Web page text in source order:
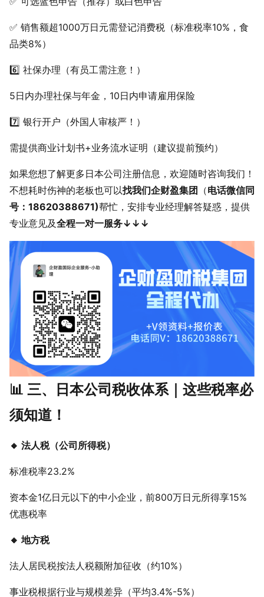
✅ 销售额超1000万日元需登记消费税（标准税率10%，食
品类8%）
6️⃣ 社保办理（有员工需注意！）
5日内办理社保与年金，10日内申请雇用保险
7️⃣ 银行开户（外国人审核严！）
需提供商业计划书+业务流水证明（建议提前预约）
如果您想了解更多日本公司注册信息，欢迎随时咨询我们！
不想耗时伤神的老板也可以找我们企财盈集团 （电话微信同
号：18620388671)帮忙，安排专业经理解答疑惑，提供
专业意见及全程一对一服务↓↓↓
📊 三、日本公司税收体系｜这些税率必
须知道！
🔸 法人税（公司所得税）
标准税率23.2%
资本金1亿日元以下的中小企业，前800万日元所得享15%
优惠税率
🔸 地方税
法人居民税按法人税额附加征收（约10%）
事业税根据行业与规模差异（平均3.4%-5%）